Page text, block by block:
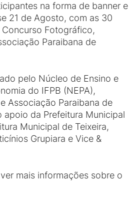
na forma de banner e
21 de Agosto, com as 30
Fotográfico,
Paraibana de
pelo Núcleo de Ensino e
do IFPB (NEPA),
Associação Paraibana de
apoio da Prefeitura Municipal
Municipal de Teixeira,
Grupiara e Vice &
mais informações sobre o